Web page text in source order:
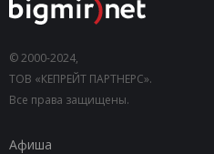
© 2000-2024,
ТОВ «КЕПРЕЙТ ПАРТНЕРС».
Все права защищены.
Афиша